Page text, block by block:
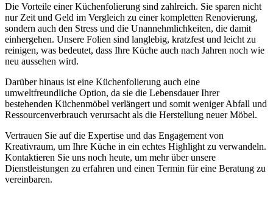
Die Vorteile einer Küchenfolierung sind zahlreich. Sie sparen nicht
nur Zeit und Geld im Vergleich zu einer kompletten Renovierung,
sondern auch den Stress und die Unannehmlichkeiten, die damit
einhergehen. Unsere Folien sind langlebig, kratzfest und leicht zu
reinigen, was bedeutet, dass Ihre Küche auch nach Jahren noch wie
neu aussehen wird.
Darüber hinaus ist eine Küchenfolierung auch eine
umweltfreundliche Option, da sie die Lebensdauer Ihrer
bestehenden Küchenmöbel verlängert und somit weniger Abfall und
Ressourcenverbrauch verursacht als die Herstellung neuer Möbel.
Vertrauen Sie auf die Expertise und das Engagement von
Kreativraum, um Ihre Küche in ein echtes Highlight zu verwandeln.
Kontaktieren Sie uns noch heute, um mehr über unsere
Dienstleistungen zu erfahren und einen Termin für eine Beratung zu
vereinbaren.